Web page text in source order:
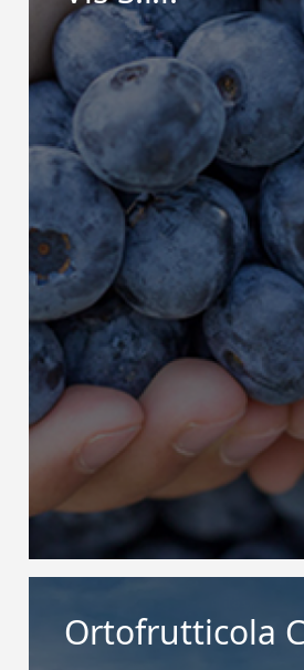
Ortofrutticola